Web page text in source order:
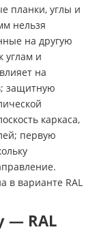
планки, углы и
нельзя
на другую
углам и
на
защитную
каркаса,
первую
в варианте RAL
— RAL